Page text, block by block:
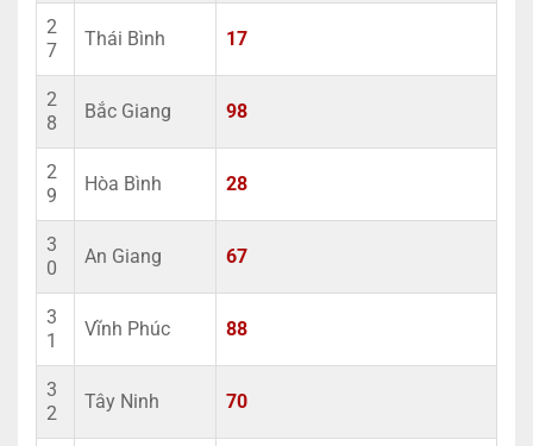
2
7
Thái Bình 17
2
8
Bắc Giang 98
2
9
Hòa Bình 28
3
0
An Giang 67
3
1
Vĩnh Phúc 88
3
2
Tây Ninh 70